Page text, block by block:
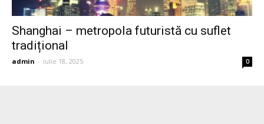
Shanghai – metropola futuristă cu suflet
tradițional
admin - iulie 18, 2025 0